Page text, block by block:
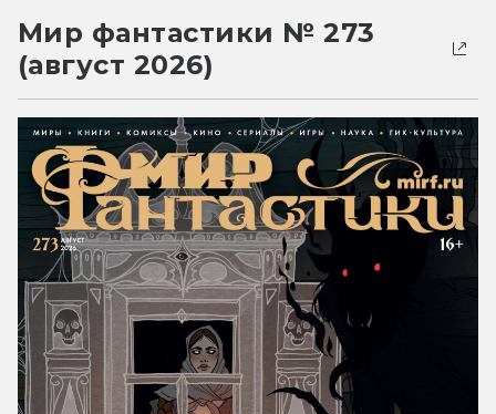
Мир фантастики № 273
(август 2026)